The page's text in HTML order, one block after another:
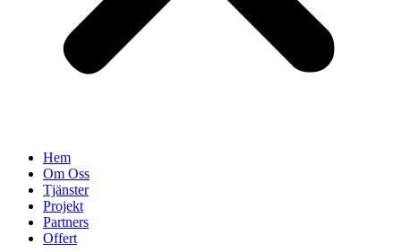
Hem
Om Oss
Tjänster
Projekt
Partners
Offert